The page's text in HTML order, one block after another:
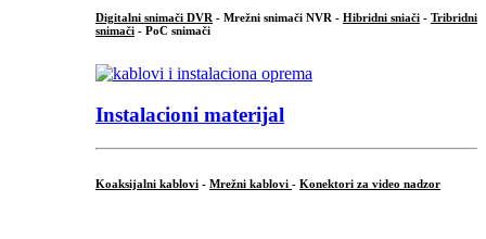
Digitalni snimači DVR - Mrežni snimači NVR - Hibridni sniači - Tribridni
snimači - PoC snimači
Instalacioni materijal
Koaksijalni kablovi - Mrežni kablovi - Konektori za video nadzor